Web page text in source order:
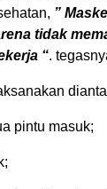
”
tidak
“.
pintu masuk;